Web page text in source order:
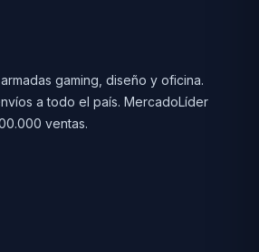
gaming, diseño y oficina.
a todo el país. MercadoLíder
ventas.